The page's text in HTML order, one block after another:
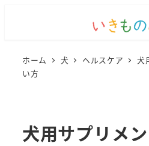
ホーム 犬 ヘルスケア
犬
い方
犬用サプリメ